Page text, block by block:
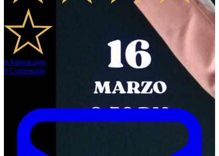
0 Valoracions
0 Comentaris